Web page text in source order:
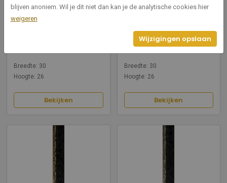
0761/11
Breedte: 30
Hoogte: 26
Bekijken
Fenice ornament zilver 30
0761/10
Breedte: 30
Hoogte: 26
Bekijken
blijven anoniem. Wil je dit niet dan kan je de analytische cookies hier
weigeren
Wijzigingen opslaan